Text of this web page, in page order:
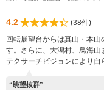
4.2
(38件)
回転展望台からは真山・本
す。さらに、大潟村、鳥海
テクサーチビジョンにより自
“眺望抜群”